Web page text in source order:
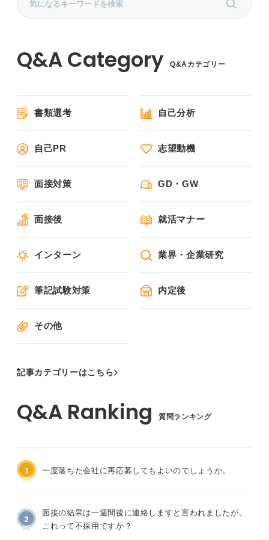
Q&Aカテゴリー
書類選考 自己分析
自己PR 志望動機
面接対策 GD・GW
面接後 就活マナー
インターン 業界・企業研究
筆記試験対策 内定後
その他
記事カテゴリーはこちら
質問ランキング
1 一度落ちた会社に再応募してもよいのでしょうか。
2
面接の結果は一週間後に連絡しますと言われましたが、
これって不採用ですか？